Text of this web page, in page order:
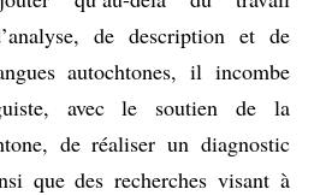
de description et de
autochtones, il incombe
avec le soutien de la
de réaliser un diagnostic
que des recherches visant à